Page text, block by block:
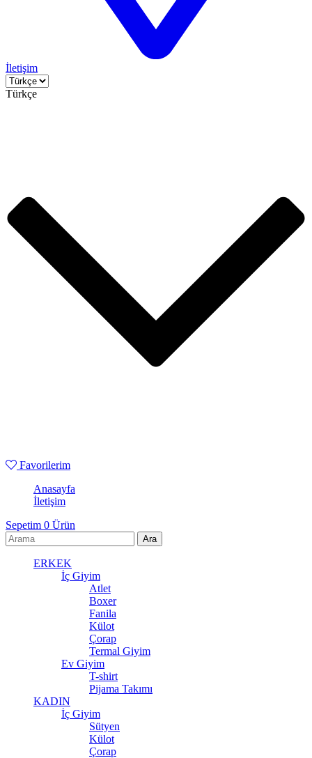
İletişim
Türkçe
Favorilerim
Anasayfa
İletişim
Sepetim 0 Ürün
ERKEK
İç Giyim
Atlet
Boxer
Fanila
Külot
Çorap
Termal Giyim
Ev Giyim
T-shirt
Pijama Takımı
KADIN
İç Giyim
Sütyen
Külot
Çorap